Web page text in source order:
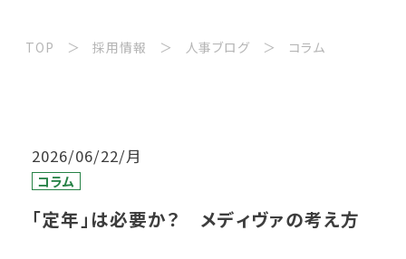
TOP 採用情報 人事ブログ コラム
2026/06/22/月
コラム
「定年」は必要か？ メディヴァの考え方